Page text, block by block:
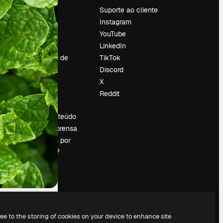
Preços
Sobre nós
Reviews
Emprego
Tendências de
pesquisa
Blog
Eventos
Slidesgo
Vender conteúdo
Sala de imprensa
Procurando por
magnific.ai?
Suporte ao cliente
Instagram
YouTube
LinkedIn
TikTok
Discord
X
Reddit
to the storing of cookies on your device to enhance site